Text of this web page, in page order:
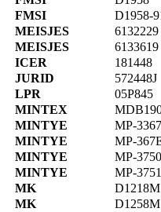
FMSI
D1958-
MEISJES
6132229
MEISJES
6133619
ICER
181448
JURID
572448J
LPR
05P845
MINTEX
MINTYE
MP-3367
MINTYE
MP-
MINTYE
MP-3750
MINTYE
MP-3751
MK
D1218M
MK
D1258M